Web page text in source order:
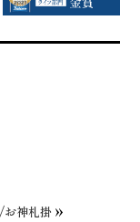
神札掛